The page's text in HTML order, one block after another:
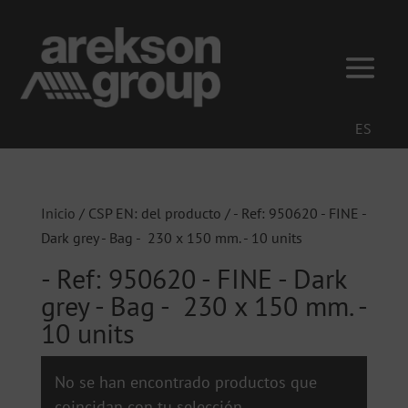
ES
Inicio / CSP EN: del producto / - Ref: 950620 - FINE -
Dark grey - Bag - 230 x 150 mm. - 10 units
- Ref: 950620 - FINE - Dark
grey - Bag - 230 x 150 mm. -
10 units
No se han encontrado productos que